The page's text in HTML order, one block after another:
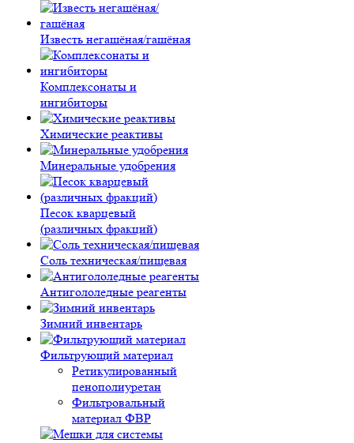
Известь негашёная/гашёная
Комплексонаты и
ингибиторы
Химические реактивы
Минеральные удобрения
Песок кварцевый
(различных фракций)
Соль техническая/пищевая
Антигололедные реагенты
Зимний инвентарь
Фильтрующий материал
Ретикулированный
пенополиуретан
Фильтровальный
материал ФВР